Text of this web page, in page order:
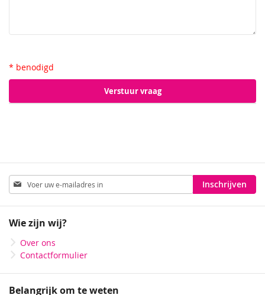
* benodigd
Verstuur vraag
Abonneer
u
op
nieuwsbrief
Inschrijven
Wie zijn wij?
Over ons
Contactformulier
Belangrijk om te weten